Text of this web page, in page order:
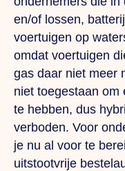
en/of lossen,
voertuigen op
omdat voertuigen
gas daar niet meer
niet toegestaan om
te hebben, dus
verboden. Voor
je nu al voor te
uitstootvrije